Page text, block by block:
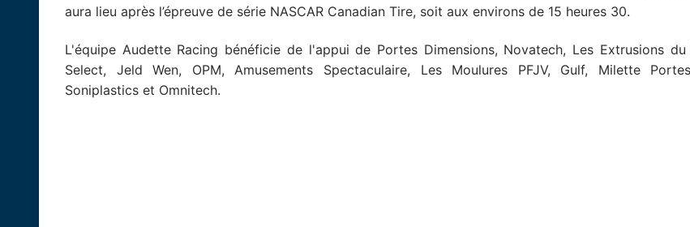
aura lieu après l’épreuve de série NASCAR Canadian Tire, soit aux environs de 15 heures 30.
L'équipe Audette Racing bénéficie de l'appui de Portes Dimensions, Novatech, Les Extrusions
Select, Jeld Wen, OPM, Amusements Spectaculaire, Les Moulures PFJV, Gulf, Milette
Soniplastics et Omnitech.